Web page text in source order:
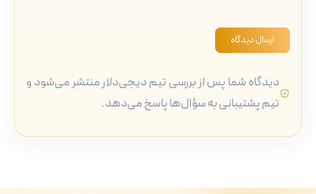
ارسال دیدگاه
دیدگاه شما پس از بررسی تیم دیجی‌دلار منتشر می‌شود و
تیم پشتیبانی به سؤال‌ها پاسخ می‌دهد.